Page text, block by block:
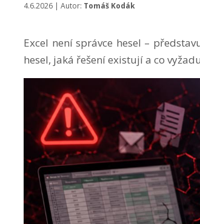
4.6.2026 | Autor: Tomáš Kodák
Excel není správce hesel –
hesel, jaká řešení existují a co